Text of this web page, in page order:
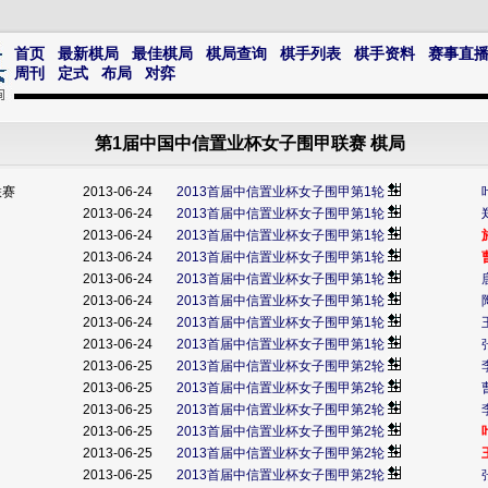
首页 最新棋局 最佳棋局 棋局查询 棋手列表 棋手资料
赛事直播
周刊
定式 布局 对弈
第1届中国中信置业杯女子围甲联赛 棋局
2013-06-24 2013首届中信置业杯女子围甲第1轮
2013-06-24
2013首届中信置业杯女子围甲第1轮
2013-06-24
2013首届中信置业杯女子围甲第1轮
2013-06-24
2013首届中信置业杯女子围甲第1轮
2013-06-24
2013首届中信置业杯女子围甲第1轮
2013-06-24
2013首届中信置业杯女子围甲第1轮
2013-06-24
2013首届中信置业杯女子围甲第1轮
2013-06-24
2013首届中信置业杯女子围甲第1轮
2013-06-25
2013首届中信置业杯女子围甲第2轮
2013-06-25
2013首届中信置业杯女子围甲第2轮
2013-06-25
2013首届中信置业杯女子围甲第2轮
2013-06-25
2013首届中信置业杯女子围甲第2轮
2013-06-25
2013首届中信置业杯女子围甲第2轮
2013-06-25
2013首届中信置业杯女子围甲第2轮